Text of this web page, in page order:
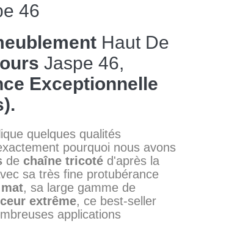
46
Haut De
Jaspe 46,
Exceptionnelle
quelques qualités
pourquoi nous avons
de chaîne tricotéd'après la
sa très fine protubérance
mat, sa large gamme de
extrême, ce best-seller
applications